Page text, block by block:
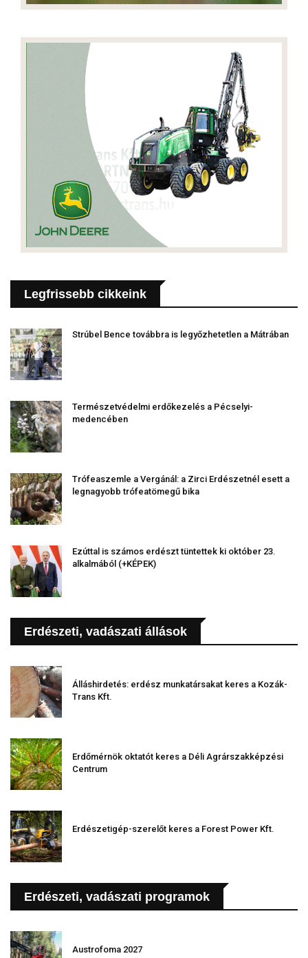
Legfrissebb cikkeink
Strúbel Bence továbbra is legyőzhetetlen a Mátrában
Természetvédelmi erdőkezelés a Pécselyi-
medencében
Trófeaszemle a Vergánál: a Zirci Erdészetnél esett a
legnagyobb trófeatömegű bika
Ezúttal is számos erdészt tüntettek ki október 23.
alkalmából (+KÉPEK)
Erdészeti, vadászati állások
Álláshirdetés: erdész munkatársakat keres a Kozák-
Trans Kft.
Erdőmérnök oktatót keres a Déli Agrárszakképzési
Centrum
Erdészetigép-szerelőt keres a Forest Power Kft.
Erdészeti, vadászati programok
Austrofoma 2027